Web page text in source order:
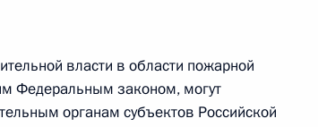
присяжных заседателях федеральных судов общей
власти в области пожарной
Федеральным законом, могут
органам субъектов Российской